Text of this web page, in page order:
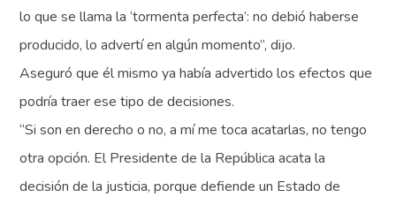
lo que se llama la ‘tormenta perfecta’: no debió haberse
producido, lo advertí en algún momento”, dijo.
Aseguró que él mismo ya había advertido los efectos que
podría traer ese tipo de decisiones.
“Si son en derecho o no, a mí me toca acatarlas, no tengo
otra opción. El Presidente de la República acata la
decisión de la justicia, porque defiende un Estado de